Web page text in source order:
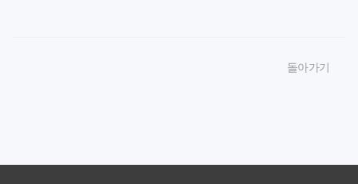
갱신형 암보험과 비갱신형, 어떤 차이가 있을까? 내게 맞는
돌아가기